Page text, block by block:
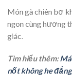
Món gà chiên bơ
ngon cùng hương
giác.
Tìm hiểu thêm:
nốt không he